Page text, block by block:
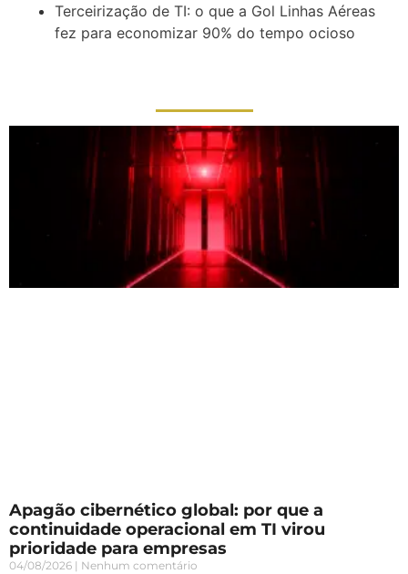
Terceirização de TI: o que a Gol Linhas Aéreas
fez para economizar 90% do tempo ocioso
Apagão cibernético global: por que a
continuidade operacional em TI virou
prioridade para empresas
04/08/2026 Nenhum comentário